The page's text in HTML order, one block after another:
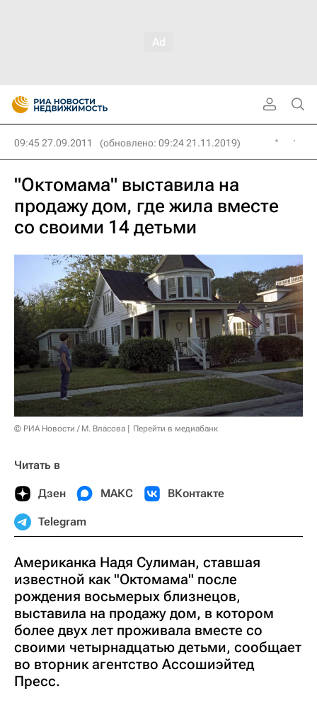
09:45 27.09.2011 (обновлено: 09:24 21.11.2019)
"Октомама" выставила на
продажу дом, где жила вместе
со своими 14 детьми
© РИА Новости / М. Власова Перейти в медиабанк
Читать в
Дзен МАКС ВКонтакте
Telegram
Американка Надя Сулиман, ставшая
известной как "Октомама" после
рождения восьмерых близнецов,
выставила на продажу дом, в котором
более двух лет проживала вместе со
своими четырнадцатью детьми, сообщает
во вторник агентство Ассошиэйтед
Пресс.